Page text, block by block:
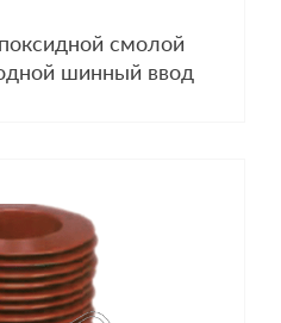
смолой
шинный ввод